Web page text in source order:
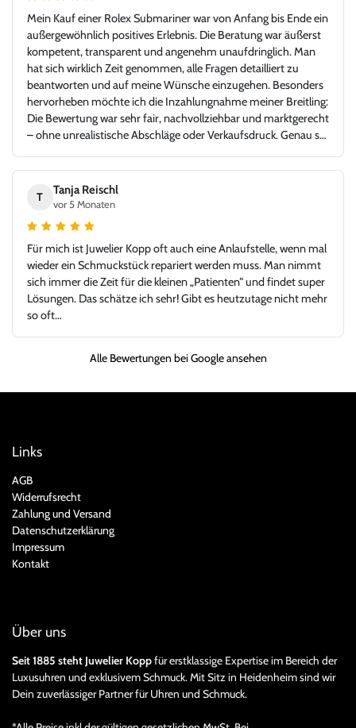
Mein Kauf einer Rolex Submariner war von Anfang bis Ende ein
außergewöhnlich positives Erlebnis. Die Beratung war äußerst
kompetent, transparent und angenehm unaufdringlich. Man
hat sich wirklich Zeit genommen, alle Fragen detailliert zu
beantworten und auf meine Wünsche einzugehen. Besonders
hervorheben möchte ich die Inzahlungnahme meiner Breitling:
Die Bewertung war sehr fair, nachvollziehbar und marktgerecht
– ohne unrealistische Abschläge oder Verkaufsdruck. Genau so
Uhrenhandel vor. Die Rolex Submariner war in top Zustand,
exakt wie beschrieben, inklusive aller Unterlagen. Der gesamte
Ablauf – von der Bewertung über die Abwicklung bis zur
Übergabe – verlief absolut reibungslos und hochprofessionell.
Ich habe mich jederzeit gut aufgehoben gefühlt und würde hier
jederzeit wieder kaufen oder verkaufen. Ein Händler, dem man
vertrauen kann und bei dem Leidenschaft für Uhren und
Fairness gegenüber dem Kunden klar im Vordergrund stehen.
Vielen Dank für dieses großartige Kauferlebnis, und danke an
Herr Kopp!
T
Tanja Reischl
vor 5 Monaten
Für mich ist Juwelier Kopp oft auch eine Anlaufstelle, wenn mal
wieder ein Schmuckstück repariert werden muss. Man nimmt
sich immer die Zeit für die kleinen „Patienten“ und findet super
Lösungen. Das schätze ich sehr! Gibt es heutzutage nicht mehr
so oft…
Alle Bewertungen bei Google ansehen
Links
AGB
Widerrufsrecht
Zahlung und Versand
Datenschutzerklärung
Impressum
Kontakt
Über uns
Seit 1885 steht Juwelier Koppfür erstklassige Expertise im Bereich der
Luxusuhren und exklusivem Schmuck. Mit Sitz in Heidenheim sind wir
Dein zuverlässiger Partner für Uhren und Schmuck.